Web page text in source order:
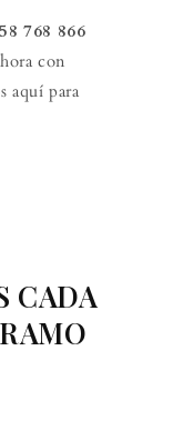
768 866
con
aquí para
CADA